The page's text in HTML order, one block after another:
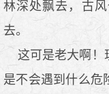
林深处飘去，古
去。
这可是老大啊！
是不会遇到什么危